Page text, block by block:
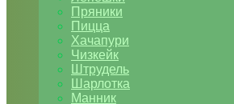
Пряники
Пицца
Хачапури
Чизкейк
Штрудель
Шарлотка
Манник